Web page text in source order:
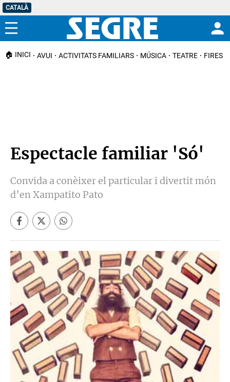
CATALÀ
Menú
🏠 INICI AVUI ACTIVITATS FAMILIARS MÚSICA TEATRE FIRES I
Espectacle familiar 'Só'
Convida a conèixer el particular i divertit món
d’en Xampatito Pato